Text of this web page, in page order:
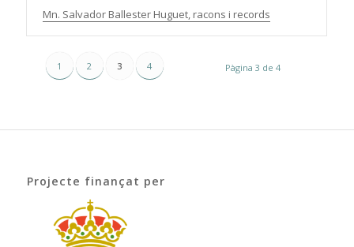
Mn. Salvador Ballester Huguet, racons i records
Pàgina 3 de 4
1 2 3 4
Projecte finançat per